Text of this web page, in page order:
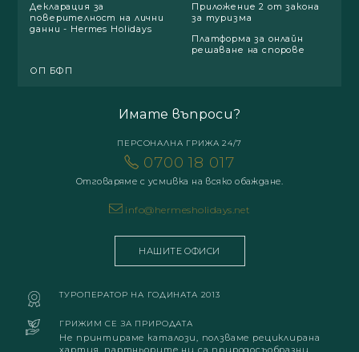
Декларация за
поверителност на лични
данни - Hermes Holidays
Приложение 2 от закона
за туризма
Платформа за онлайн
решаване на спорове
ОП БФП
Имате въпроси?
ПЕРСОНАЛНА ГРИЖА 24/7
0700 18 017
Отговаряме с усмивка на всяко обаждане.
info@hermesholidays.net
НАШИТЕ ОФИСИ
ТУРОПЕРАТОР НА ГОДИНАТА 2013
ГРИЖИМ СЕ ЗА ПРИРОДАТА
Не принтираме каталози, ползваме рециклирана
хартия, партньорите ни са природосъобразни.